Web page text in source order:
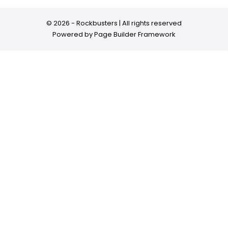
© 2026 - Rockbusters | All rights reserved
Powered byPage Builder Framework